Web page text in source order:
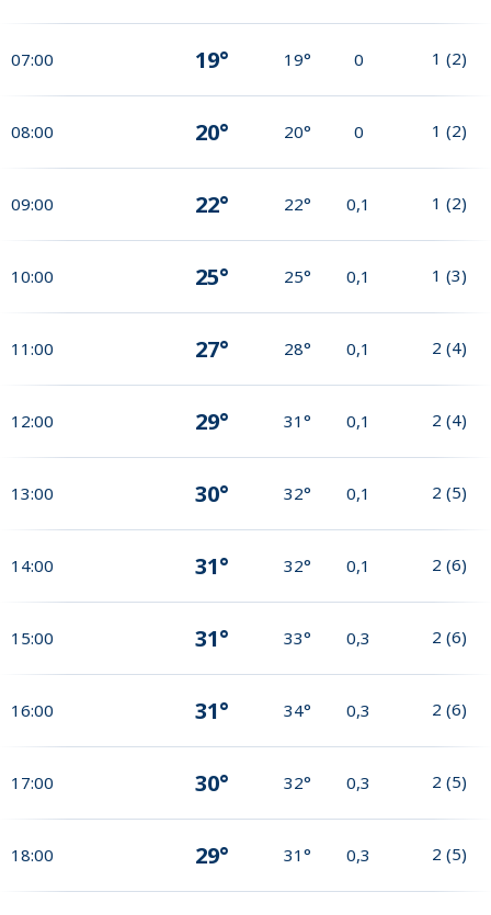
07:00 19° 19° 0 1 (2)
08:00 20° 20° 0 1 (2)
09:00 22° 22° 0,1 1 (2)
10:00 25° 25° 0,1 1 (3)
11:00 27° 28° 0,1 2 (4)
12:00 29° 31° 0,1 2 (4)
13:00 30° 32° 0,1 2 (5)
14:00 31° 32° 0,1 2 (6)
15:00 31° 33° 0,3 2 (6)
16:00 31° 34° 0,3 2 (6)
17:00 30° 32° 0,3 2 (5)
18:00 29° 31° 0,3 2 (5)